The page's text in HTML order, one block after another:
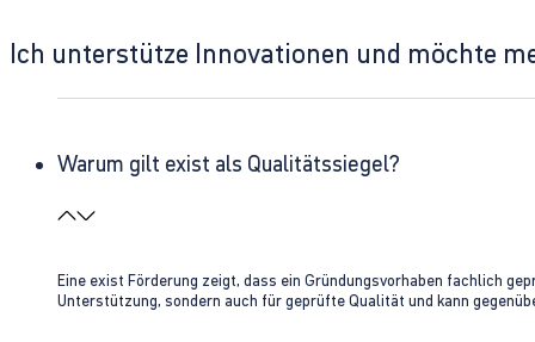
Ich unterstütze Innovationen und möchte
Warum gilt exist als Qualitätssiegel?
Eine exist Förderung zeigt, dass ein Gründungsvorhaben fachlich
Unterstützung, sondern auch für geprüfte Qualität und kann